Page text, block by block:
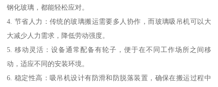
钢化玻璃，都能轻松应对。
4. 节省人力：传统的玻璃搬运需要多人协作，而玻璃吸吊机可以大
大减少人力需求，降低劳动强度。
5. 移动灵活：设备通常配备有轮子，便于在不同工作场所之间移
动，适应不同的安装环境。
6. 稳定性高：吸吊机设计有防滑和防脱落装置，确保在搬运过程中